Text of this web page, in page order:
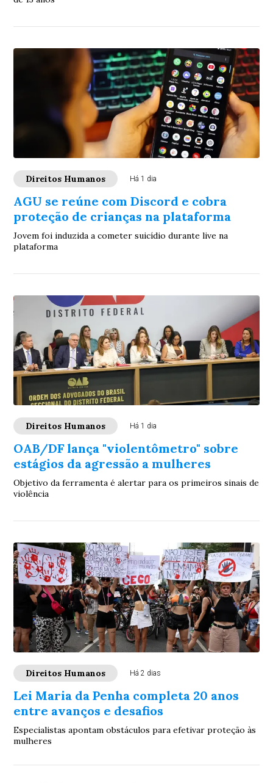
Direitos Humanos Há 1 dia
AGU se reúne com Discord e cobra
proteção de crianças na plataforma
Jovem foi induzida a cometer suicídio durante live na
plataforma
Direitos Humanos Há 1 dia
OAB/DF lança "violentômetro" sobre
estágios da agressão a mulheres
Objetivo da ferramenta é alertar para os primeiros sinais de
violência
Direitos Humanos Há 2 dias
Lei Maria da Penha completa 20 anos
entre avanços e desafios
Especialistas apontam obstáculos para efetivar proteção às
mulheres